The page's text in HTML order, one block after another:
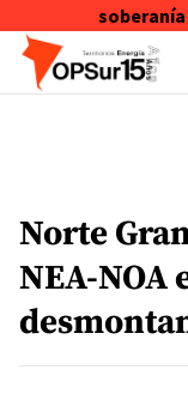
Skip to content
Norte
NEA-NOA